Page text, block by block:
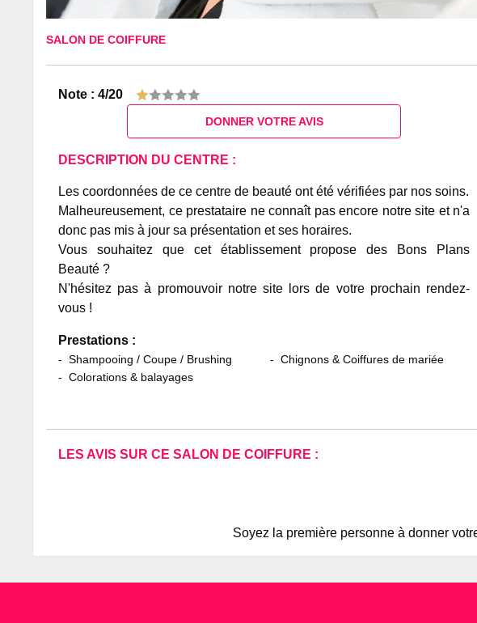
SALON DE COIFFURE
Note : 4/20
DONNER VOTRE AVIS
DESCRIPTION DU CENTRE :
Les coordonnées de ce centre de beauté ont été vérifiées par nos soins.
Malheureusement, ce prestataire ne connaît pas encore notre site et n'a
donc pas mis à jour sa présentation et ses horaires.
Vous souhaitez que cet établissement propose des Bons Plans
Beauté ?
N'hésitez pas à promouvoir notre site lors de votre prochain rendez-
vous !
Prestations :
Shampooing / Coupe / Brushing
Colorations & balayages
Chignons & Coiffures de mariée
LES AVIS SUR CE SALON DE COIFFURE :
Soyez la première personne à donner